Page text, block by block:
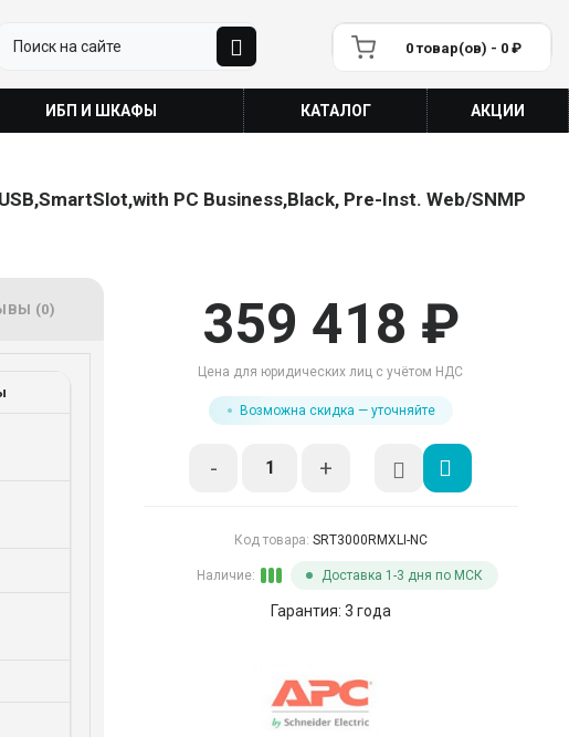
0 товар(ов) - 0 ₽
ИБП И ШКАФЫ КАТАЛОГ АКЦИИ
PC Business,Black, Pre-Inst. Web/SNMP
(0) 359 418 ₽
Цена для юридических лиц с учётом НДС
Возможна скидка — уточняйте
- +
Код товара: SRT3000RMXLI-NC
Наличие: Доставка 1-3 дня по МСК
Гарантия: 3 года